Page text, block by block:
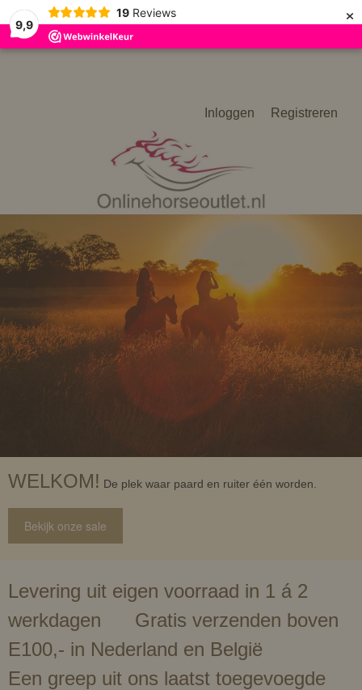
9,9
19 Reviews ×
Inloggen Registreren
WELKOM! De plek waar paard en ruiter één worden.
Bekijk onze sale
Levering uit eigen voorraad in 1 á 2
werkdagen Gratis verzenden boven
E100,- in Nederland en België
Een greep uit ons laatst toegevoegde